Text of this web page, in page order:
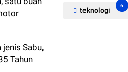
Sabu,
Tahun
teknologi
6